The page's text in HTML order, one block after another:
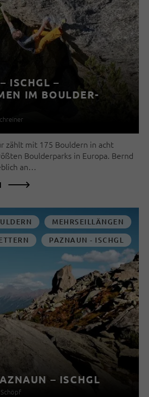
ISCHGL –
IM BOULDER-
zählt mit 175 Bouldern in acht
Boulderparks in Europa. Bernd
an…
MEHRSEILLÄNGEN
PAZNAUN - ISCHGL
– ISCHGL